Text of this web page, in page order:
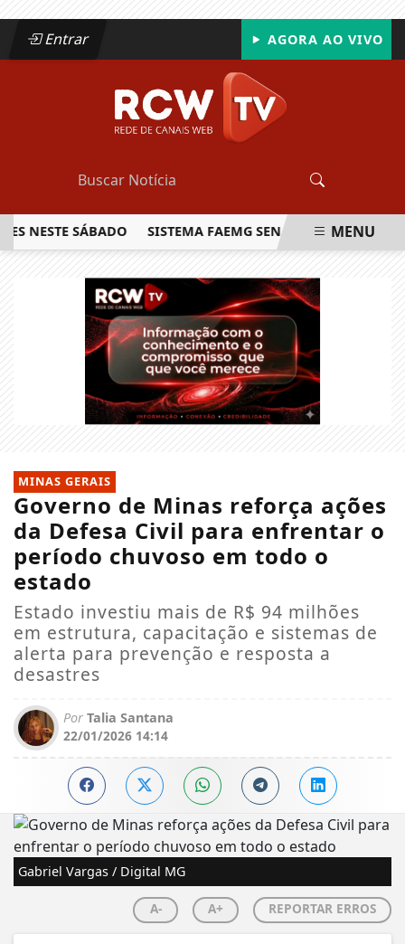
Entrar AGORA AO VIVO
SÁBADO SISTEMA FAEMG SENAR LANÇA O PRIMEIRO
MENU
MINAS GERAIS
Governo de Minas reforça ações
da Defesa Civil para enfrentar o
período chuvoso em todo o
estado
Estado investiu mais de R$ 94 milhões
em estrutura, capacitação e sistemas de
alerta para prevenção e resposta a
desastres
Por Talia Santana
22/01/2026 14:14
Gabriel Vargas / Digital MG
A- A+ REPORTAR ERROS